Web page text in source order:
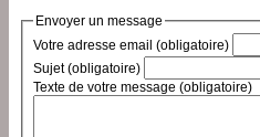
Envoyer un message
Votre adresse email (obligatoire)
Sujet (obligatoire)
Texte de votre message (obligatoire)